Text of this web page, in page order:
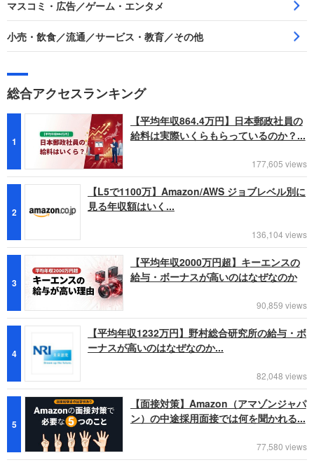
マスコミ・広告／ゲーム・エンタメ
小売・飲食／流通／サービス・教育／その他
総合アクセスランキング
1
【平均年収864.4万円】日本郵政社員の
給料は実際いくらもらっているのか？...
177,605 views
2
【L5で1100万】Amazon/AWS ジョブレベル別に
見る年収額はいく...
136,104 views
3
【平均年収2000万円超】キーエンスの
給与・ボーナスが高いのはなぜなのか
90,859 views
4
【平均年収1232万円】野村総合研究所の給与・ボ
ーナスが高いのはなぜなのか...
82,048 views
5
【面接対策】Amazon（アマゾンジャパ
ン）の中途採用面接では何を聞かれる...
77,580 views